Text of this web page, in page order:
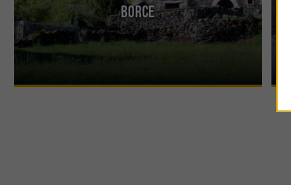
Borce
Borce est un charmant village niché dans la vallée
d'Aspe, au cœur du Béarn. C'est un endroit idéal
pour les ...